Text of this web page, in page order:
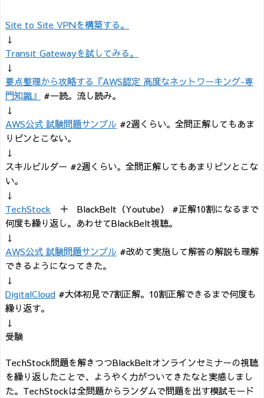
Site to Site VPNを構築する。
↓
Transit Gatewayを試してみる。
↓
要点整理から攻略する『AWS認定 高度なネットワーキング-専
門知識』
#一読。流し読み。
↓
AWS公式 試験問題サンプル #2週くらい。全問正解してもあま
りピンとこない。
↓
スキルビルダー #2週くらい。全問正解してもあまりピンとこな
い。
↓
TechStock ＋ BlackBelt（Youtube） #正解10割になるまで
何度も繰り返し。あわせてBlackBelt視聴。
↓
AWS公式 試験問題サンプル #改めて実施して解答の解説も理解
できるようになってきた。
↓
DigitalCloud #大体初見で7割正解。10割正解できるまで何度も
繰り返す。
↓
受験
TechStock問題を解きつつBlackBeltオンラインセミナーの視聴
を繰り返したことで、ようやく力がついてきたなと実感しまし
た。TechStockは全問題からランダムで問題を出す模試モード